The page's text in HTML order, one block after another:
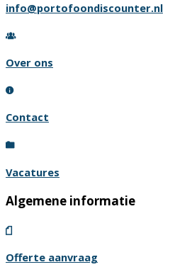
kan
info@portofoondiscounter.nl
Over ons
Contact
Vacatures
Algemene informatie
Offerte aanvraag